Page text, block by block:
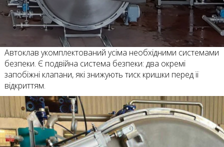
Автоклав укомплектований усіма необхідними системами
безпеки. Є подвійна система безпеки: два окремі
запобіжні клапани, які знижують тиск кришки перед її
відкриттям.